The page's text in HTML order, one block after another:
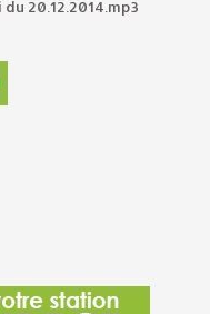
20.12.2014.mp3